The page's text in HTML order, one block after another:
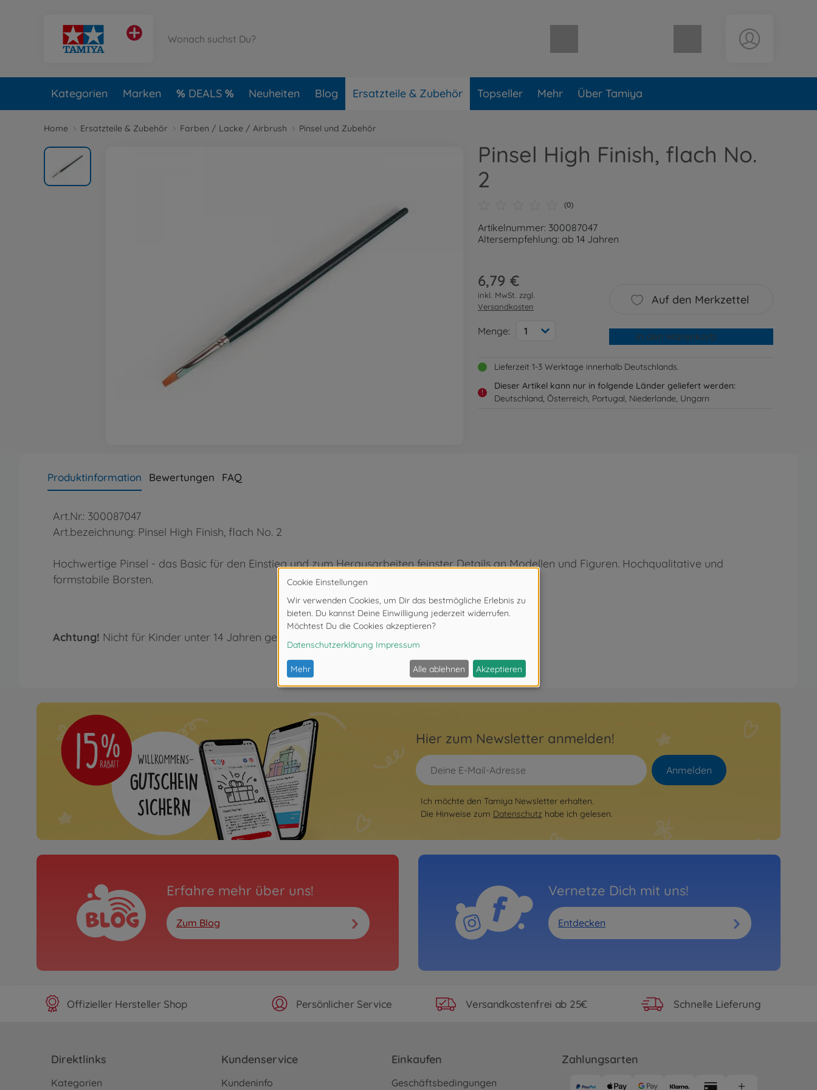
Warenkorb leer
Kategorien Marken DEALS Neuheiten Blog Ersatzteile & Zubehör Topseller Mehr Über Tamiya
Home Ersatzteile & Zubehör Farben / Lacke / Airbrush Pinsel und Zubehör
Pinsel High Finish, flach No.
2
(0)
Artikelnummer: 300087047
Altersempfehlung: ab 14 Jahren
6,79 €
inkl. MwSt. zzgl.
Versandkosten
Menge: 1
Auf den Merkzettel
In den Warenkorb
Lieferzeit 1-3 Werktage innerhalb Deutschlands.
!
Dieser Artikel kann nur in folgende Länder geliefert werden:
Deutschland, Österreich, Portugal, Niederlande, Ungarn
Produktinformation Bewertungen FAQ
Art.Nr.: 300087047
Art.bezeichnung: Pinsel High Finish, flach No. 2
Hochwertige Pinsel - das Basic für den Einstieg und zum Herausarbeiten feinster Details an Modellen und Figuren. Hochqualitative und
formstabile Borsten.
Achtung! Nicht für Kinder unter 14 Jahren geeignet.
Hier zum Newsletter anmelden!
Anmelden
Ich möchte den Tamiya Newsletter erhalten.
Die Hinweise zum Datenschutz habe ich gelesen.
Erfahre mehr über uns!
Zum Blog
Vernetze Dich mit uns!
Entdecken
Offizieller Hersteller Shop Persönlicher Service Versandkostenfrei ab 25€ Schnelle Lieferung
Direktlinks
Kategorien
Kundenservice
Kundeninfo
Einkaufen
Geschäftsbedingungen
Zahlungsarten